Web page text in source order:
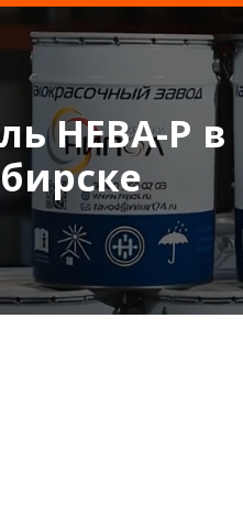
НЕВА-Р в